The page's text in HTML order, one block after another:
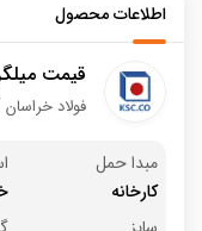
اطلاعات محصول
قیمت میلگرد 22 فولاد
فولاد خراسان
مبدا حمل
کارخانه